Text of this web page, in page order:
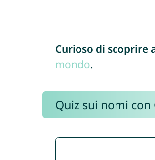
Curioso di scoprire
mondo.
Quiz sui nomi